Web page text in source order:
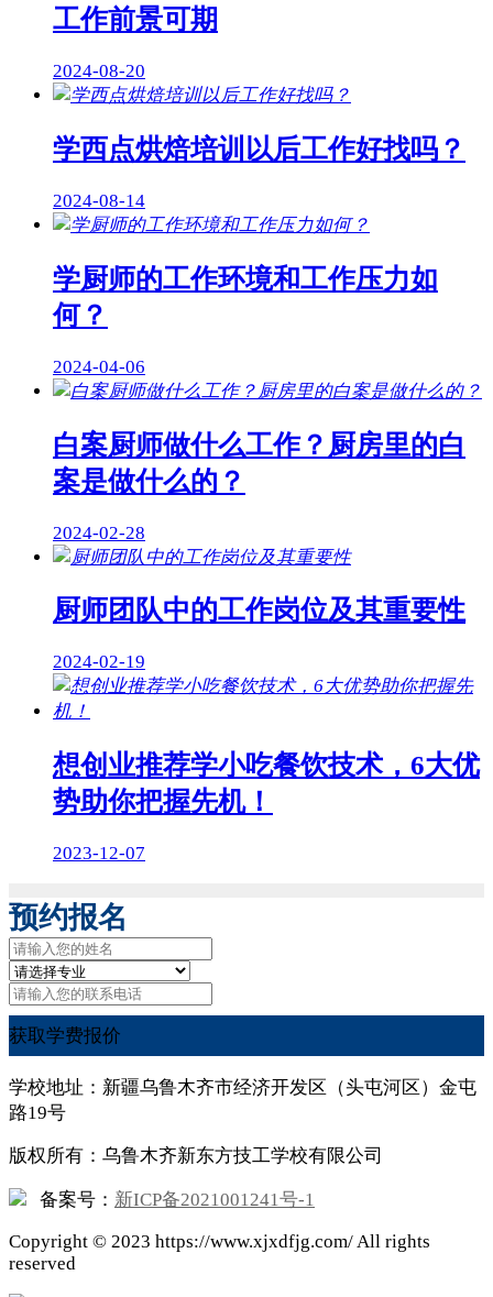
工作前景可期
2024-08-20
学西点烘焙培训以后工作好找吗？
2024-08-14
学厨师的工作环境和工作压力如
何？
2024-04-06
白案厨师做什么工作？厨房里的白
案是做什么的？
2024-02-28
厨师团队中的工作岗位及其重要性
2024-02-19
想创业推荐学小吃餐饮技术，6大优
势助你把握先机！
2023-12-07
预约报名
获取学费报价
学校地址：新疆乌鲁木齐市经济开发区（头屯河区）金屯
路19号
版权所有：乌鲁木齐新东方技工学校有限公司
备案号： 新ICP备2021001241号-1
Copyright © 2023 https://www.xjxdfjg.com/ All rights
reserved